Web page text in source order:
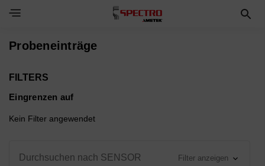
Toggle Navigation Menu
Probeneinträge
FILTERS
Eingrenzen auf
Kein Filter angewendet
Durchsuchen nach SENSOR
Filter anzeigen